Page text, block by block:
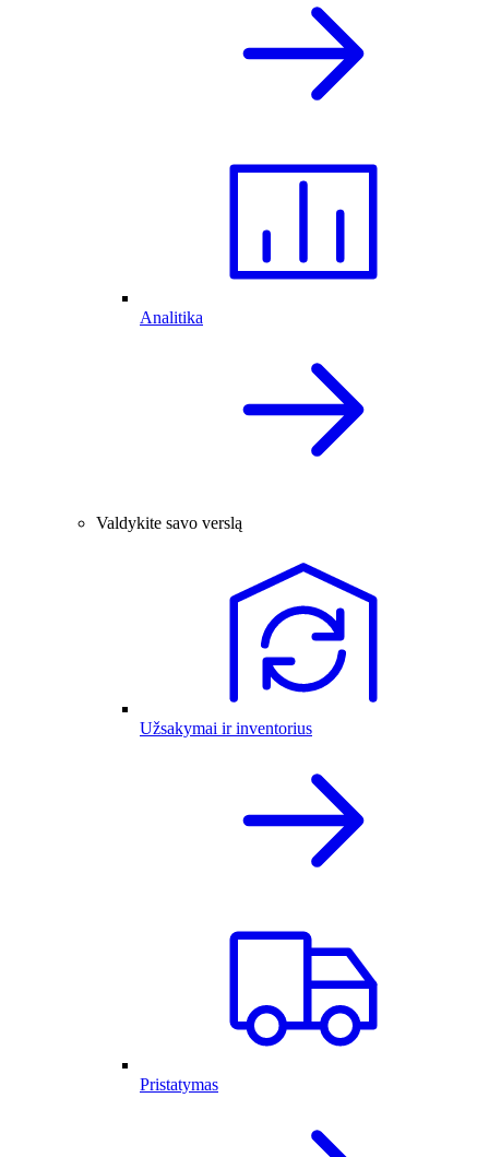
Analitika
Valdykite savo verslą
Užsakymai ir inventorius
Pristatymas